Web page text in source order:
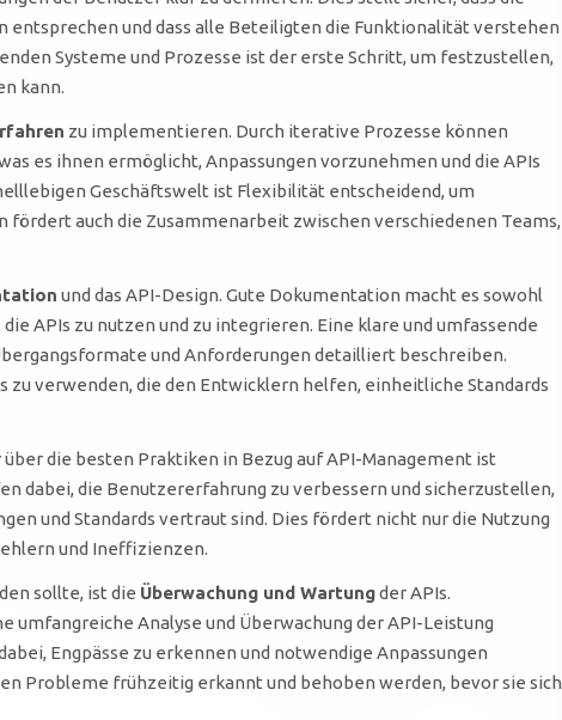
entsprechen und dass alle Beteiligten die Funktionalität verstehen
Systeme und Prozesse ist der erste Schritt, um festzustellen,
kann.
zu implementieren. Durch iterative Prozesse können
es ihnen ermöglicht, Anpassungen vorzunehmen und die APIs
Geschäftswelt ist Flexibilität entscheidend, um
auch die Zusammenarbeit zwischen verschiedenen Teams,
und das API-Design. Gute Dokumentation macht es sowohl
APIs zu nutzen und zu integrieren. Eine klare und umfassende
und Anforderungen detailliert beschreiben.
zu verwenden, die den Entwicklern helfen, einheitliche Standards
die besten Praktiken in Bezug auf API-Management ist
dabei, die Benutzererfahrung zu verbessern und sicherzustellen,
und Standards vertraut sind. Dies fördert nicht nur die Nutzung
und Ineffizienzen.
sollte, ist die Überwachung und Wartungder APIs.
Analyse und Überwachung der API-Leistung
Engpässe zu erkennen und notwendige Anpassungen
Probleme frühzeitig erkannt und behoben werden, bevor sie sich